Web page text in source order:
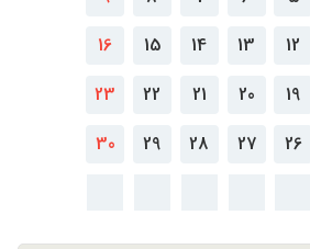
12
13
14
15
16
19
20
21
22
23
26
27
28
29
30